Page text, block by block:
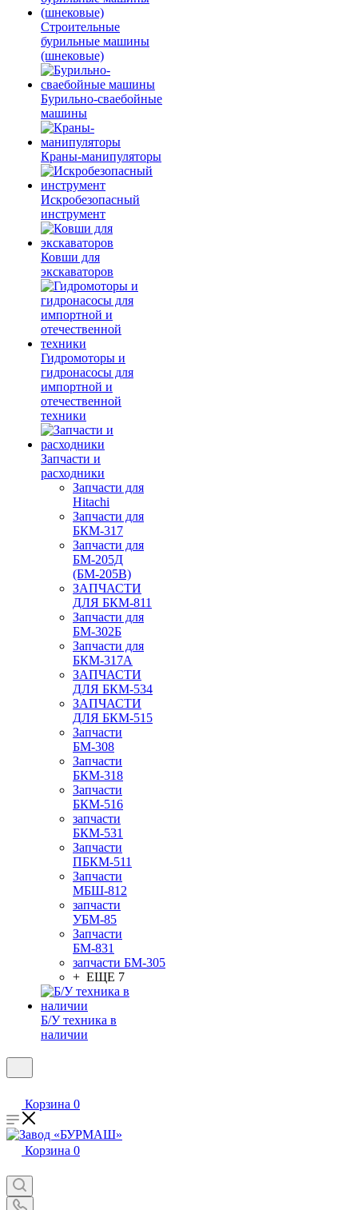
Строительные
бурильные машины
(шнековые)
Бурильно-сваебойные
машины
Краны-манипуляторы
Искробезопасный
инструмент
Ковши для
экскаваторов
Гидромоторы и
гидронасосы для
импортной и
отечественной
техники
Запчасти и
расходники
Запчасти для
Hitachi
Запчасти для
БКМ-317
Запчасти для
БМ-205Д
(БМ-205В)
ЗАПЧАСТИ
ДЛЯ БКМ-811
Запчасти для
БМ-302Б
Запчасти для
БКМ-317А
ЗАПЧАСТИ
ДЛЯ БКМ-534
ЗАПЧАСТИ
ДЛЯ БКМ-515
Запчасти
БМ-308
Запчасти
БКМ-318
Запчасти
БКМ-516
запчасти
БКМ-531
Запчасти
ПБКМ-511
Запчасти
МБШ-812
запчасти
УБМ-85
Запчасти
БМ-831
запчасти БМ-305
+ ЕЩЕ 7
Б/У техника в
наличии
Корзина 0
Корзина 0